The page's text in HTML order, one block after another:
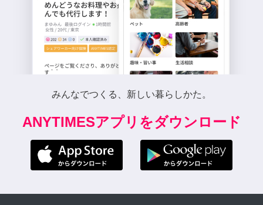
みんなでつくる、新しい暮らしかた。
ANYTIMESアプリをダウンロード